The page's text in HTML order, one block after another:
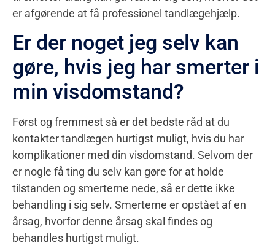
er afgørende at få professionel tandlægehjælp.
Er der noget jeg selv kan
gøre, hvis jeg har smerter i
min visdomstand?
Først og fremmest så er det bedste råd at du
kontakter tandlægen hurtigst muligt, hvis du har
komplikationer med din visdomstand. Selvom der
er nogle få ting du selv kan gøre for at holde
tilstanden og smerterne nede, så er dette ikke
behandling i sig selv. Smerterne er opstået af en
årsag, hvorfor denne årsag skal findes og
behandles hurtigst muligt.